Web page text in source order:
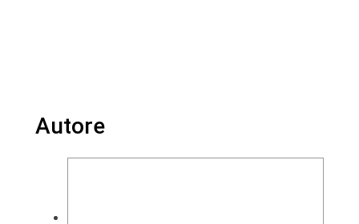
Autore